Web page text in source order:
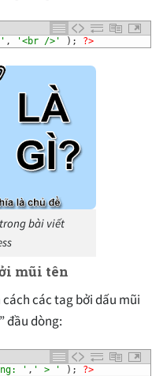
, '<br />' ) ; ?>
bài viết
mũi tên
các tag bởi dấu mũi
đầu dòng:
' , ' > ' ) ; ?>